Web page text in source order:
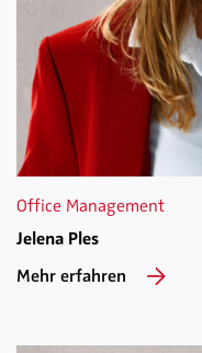
Office Management
Jelena Ples
Mehr erfahren